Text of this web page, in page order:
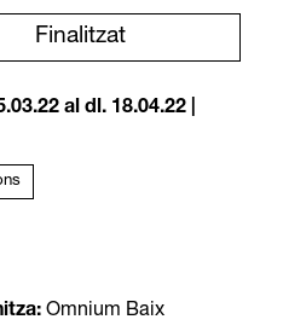
Finalitzat
al dl. 18.04.22
Omnium Baix